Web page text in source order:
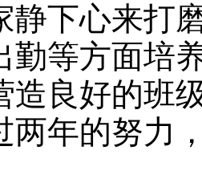
静下心来打
勤等方面培
造良好的班
两年的努力